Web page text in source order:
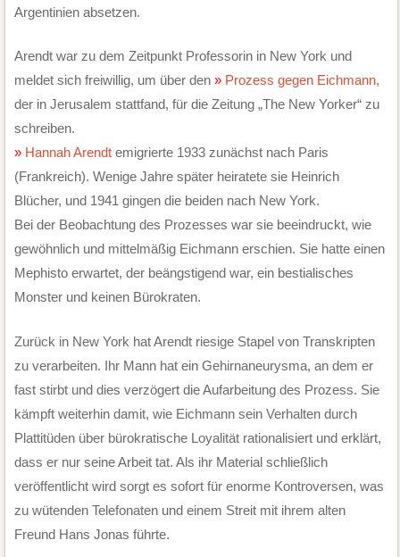
Argentinien absetzen.
Arendt war zu dem Zeitpunkt Professorin in New York und
meldet sich freiwillig, um über den
Prozess gegen Eichmann,
der in Jerusalem stattfand, für die Zeitung „The New Yorker“ zu
schreiben.
Hannah Arendtemigrierte 1933 zunächst nach Paris
(Frankreich). Wenige Jahre später heiratete sie Heinrich
Blücher, und 1941 gingen die beiden nach New York.
Bei der Beobachtung des Prozesses war sie beeindruckt, wie
gewöhnlich und mittelmäßig Eichmann erschien. Sie hatte einen
Mephisto erwartet, der beängstigend war, ein bestialisches
Monster und keinen Bürokraten.
Zurück in New York hat Arendt riesige Stapel von Transkripten
zu verarbeiten. Ihr Mann hat ein Gehirnaneurysma, an dem er
fast stirbt und dies verzögert die Aufarbeitung des Prozess. Sie
kämpft weiterhin damit, wie Eichmann sein Verhalten durch
Plattitüden über bürokratische Loyalität rationalisiert und erklärt,
dass er nur seine Arbeit tat. Als ihr Material schließlich
veröffentlicht wird sorgt es sofort für enorme Kontroversen, was
zu wütenden Telefonaten und einem Streit mit ihrem alten
Freund Hans Jonas führte.